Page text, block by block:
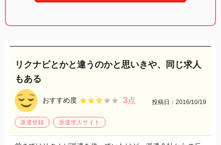
リクナビとかと違うのかと思いきや、同じ求人
もある
おすすめ度 ★★★★★
★★★★★ 3点 投稿日：2016/10/19
派遣登録 派遣求人サイト